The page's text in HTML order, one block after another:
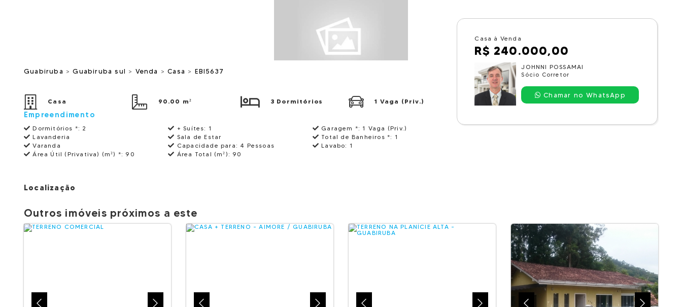
Guabiruba >Guabiruba sul > Venda >Casa > EBI5637
Casa 90.00 m² 3 Dormitórios 1 Vaga (Priv.)
Empreendimento
Dormitórios *: 2 + Suítes: 1 Garagem *: 1 Vaga (Priv.)
Lavanderia
Sala de Estar Total de Banheiros *: 1
Varanda
Capacidade para: 4 Pessoas Lavabo: 1
Área Útil (Privativa) (m²) *: 90 Área Total (m²): 90
Casa à Venda
R$ 240.000,00
JOHNNI POSSAMAI
Sócio Corretor
Chamar no WhatsApp
Localização
Outros imóveis próximos a este